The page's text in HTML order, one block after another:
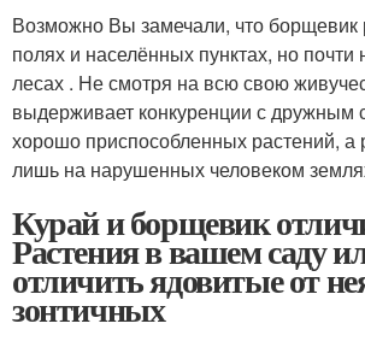
Возможно Вы замечали, что борщевик
полях и населённых пунктах, но почти
лесах . Не смотря на всю свою
выдерживает конкуренции с дружным
хорошо приспособленных растений, а
лишь на нарушенных человеком
Курай и борщевик
Растения в вашем саду
отличить ядовитые от
зонтичных